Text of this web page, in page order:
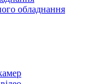
обладнання